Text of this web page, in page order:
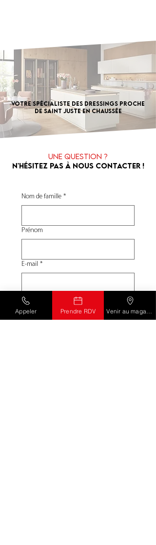
Votre spécialiste des dressings proche
de Saint Juste en Chaussée
Une question ?
N'hésitez pas à nous contacter !
Nom de famille *
Prénom
E‑mail *
Téléphone
Appeler Prendre RDV